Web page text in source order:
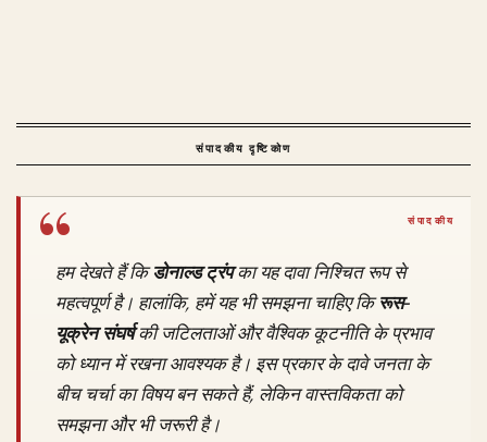
संपादकीय दृष्टिकोण
हम देखते हैं किडोनाल्ड ट्रंपका यह दावा निश्चित रूप से
महत्वपूर्ण है। हालांकि, हमें यह भी समझना चाहिए किरूस-
यूक्रेन संघर्षकी जटिलताओं और वैश्विक कूटनीति के प्रभाव
को ध्यान में रखना आवश्यक है। इस प्रकार के दावे जनता के
बीच चर्चा का विषय बन सकते हैं, लेकिन वास्तविकता को
समझना और भी जरूरी है।